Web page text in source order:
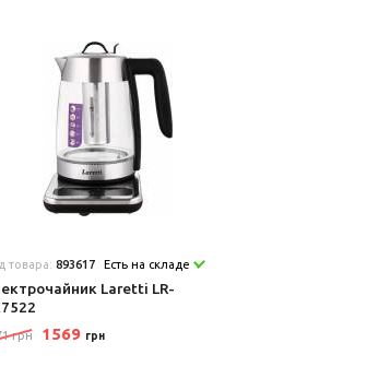
товара: 893617 Есть на складе
Laretti LR-
грн 1569 грн